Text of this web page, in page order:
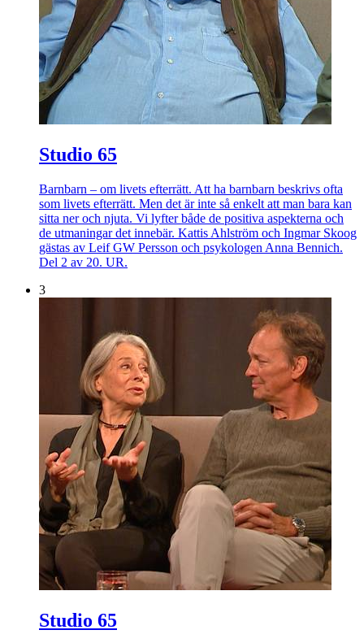
Studio 65
Barnbarn – om livets efterrätt. Att ha barnbarn beskrivs ofta
som livets efterrätt. Men det är inte så enkelt att man bara kan
sitta ner och njuta. Vi lyfter både de positiva aspekterna och
de utmaningar det innebär. Kattis Ahlström och Ingmar Skoog
gästas av Leif GW Persson och psykologen Anna Bennich.
Del 2 av 20. UR.
3
Studio 65